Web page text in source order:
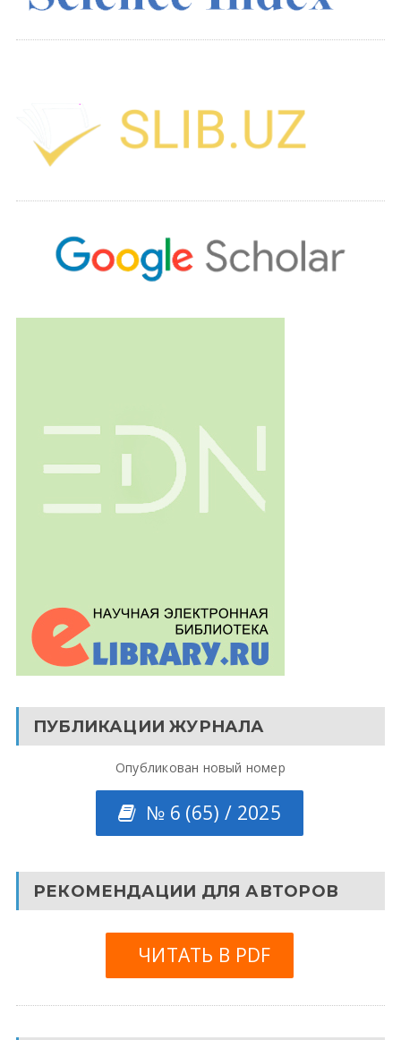
ПУБЛИКАЦИИ ЖУРНАЛА
Опубликован новый номер
№ 6 (65) / 2025
РЕКОМЕНДАЦИИ ДЛЯ АВТОРОВ
ЧИТАТЬ В PDF